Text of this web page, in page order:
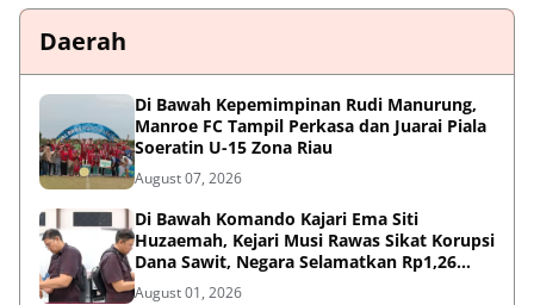
Daerah
Di Bawah Kepemimpinan Rudi Manurung,
Manroe FC Tampil Perkasa dan Juarai Piala
Soeratin U-15 Zona Riau
August 07, 2026
Di Bawah Komando Kajari Ema Siti
Huzaemah, Kejari Musi Rawas Sikat Korupsi
Dana Sawit, Negara Selamatkan Rp1,26
Miliar
August 01, 2026